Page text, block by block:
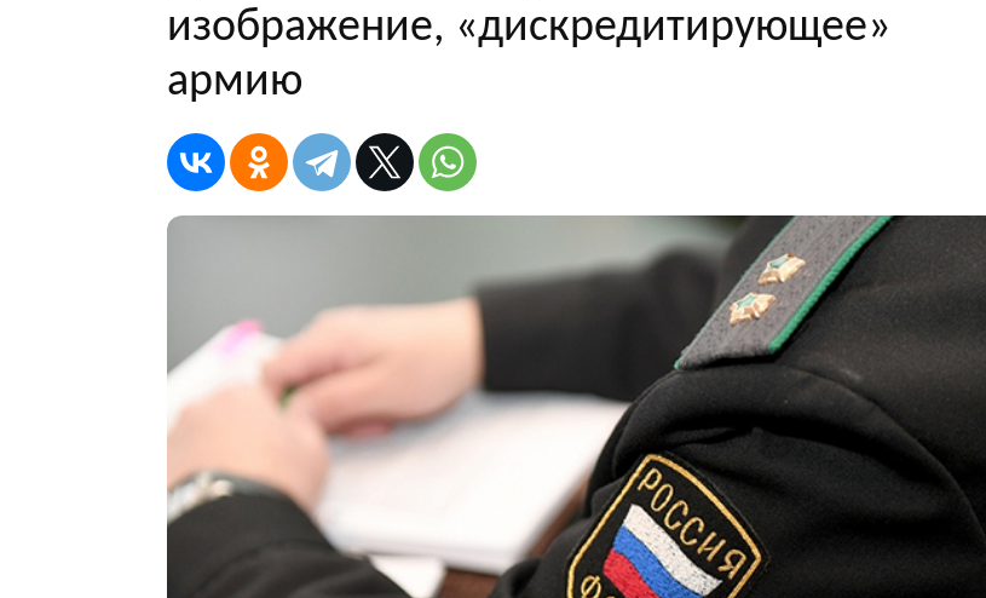
изображение, «дискредитирующее»
армию